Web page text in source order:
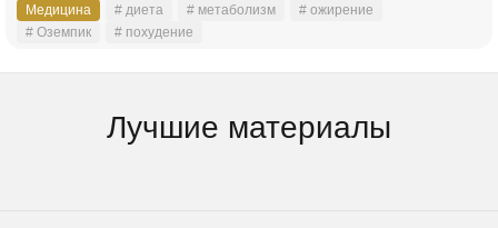
Медицина # диета # метаболизм
# ожирение
# Оземпик
# похудение
Лучшие материалы